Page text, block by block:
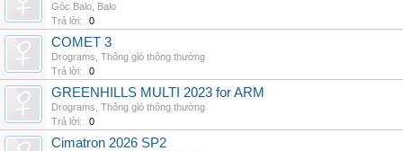
Góc Balo Balo
Trả lời:
0
COMET 3
Drograms Thông gió thông thường
Trả lời:
0
GREENHILLS MULTI 2023 for ARM
Drograms Thông gió thông thường
Trả lời:
0
Cimatron 2026 SP2